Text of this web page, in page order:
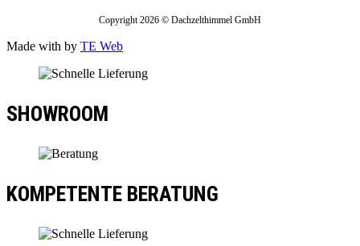
Copyright 2026 © Dachzelthimmel GmbH
Made with by TE Web
SHOWROOM
KOMPETENTE BERATUNG